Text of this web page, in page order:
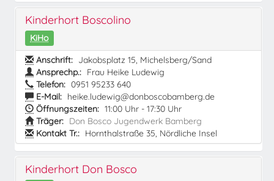
Kinderhort Boscolino
KiHo
Anschrift: Jakobsplatz 15, Michelsberg/Sand
Ansprechp.: Frau Heike Ludewig
Telefon: 0951 95233 640
E-Mail: heike.ludewig@donboscobamberg.de
Öffnungszeiten: 11:00 Uhr - 17:30 Uhr
Träger: Don Bosco Jugendwerk Bamberg
Kontakt Tr.: Hornthalstraße 35, Nördliche Insel
Kinderhort Don Bosco